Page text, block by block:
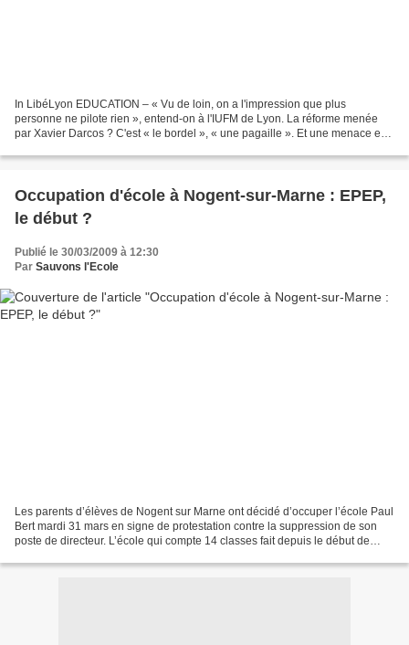
In LibéLyon EDUCATION – « Vu de loin, on a l'impression que plus
personne ne pilote rien », entend-on à l'IUFM de Lyon. La réforme menée
par Xavier Darcos ? C'est « le bordel », « une pagaille ». Et une menace en
Occupation d'école à Nogent-sur-Marne : EPEP,
le début ?
Publié le 30/03/2009 à 12:30
Par Sauvons l'Ecole
Les parents d’élèves de Nogent sur Marne ont décidé d’occuper l’école Paul
Bert mardi 31 mars en signe de protestation contre la suppression de son
poste de directeur. L’école qui compte 14 classes fait depuis le début de